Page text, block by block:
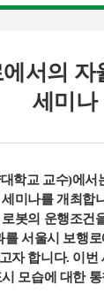
서의
세미나
학교 교수)에
미나를 개최합
봇의 운행조건
서울시 보행
자 합니다. 이
모습에 대한